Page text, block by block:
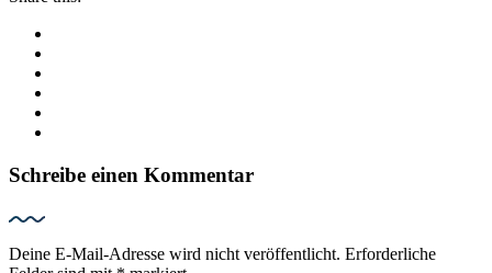
Schreibe einen Kommentar
Deine E-Mail-Adresse wird nicht veröffentlicht. Erforderliche